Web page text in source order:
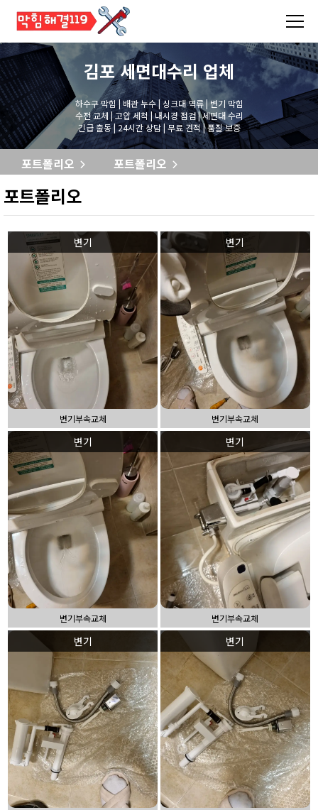
김포 세면대수리업체
하수구 막힘 | 배관 누수 | 싱크대 역류 | 변기 막힘
수전 교체 | 고압 세척 | 내시경 점검 | 세면대 수리
긴급 출동 | 24시간 상담 | 무료 견적 | 품질 보증
포트폴리오 포트폴리오
포트폴리오
변기
변기부속교체
변기
변기부속교체
변기
변기부속교체
변기
변기부속교체
변기 변기